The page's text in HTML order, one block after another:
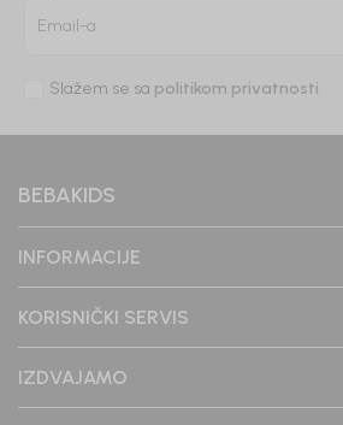
Email-a
Slažem se sa politikom privatnosti
BEBAKIDS
INFORMACIJE
KORISNIČKI SERVIS
IZDVAJAMO